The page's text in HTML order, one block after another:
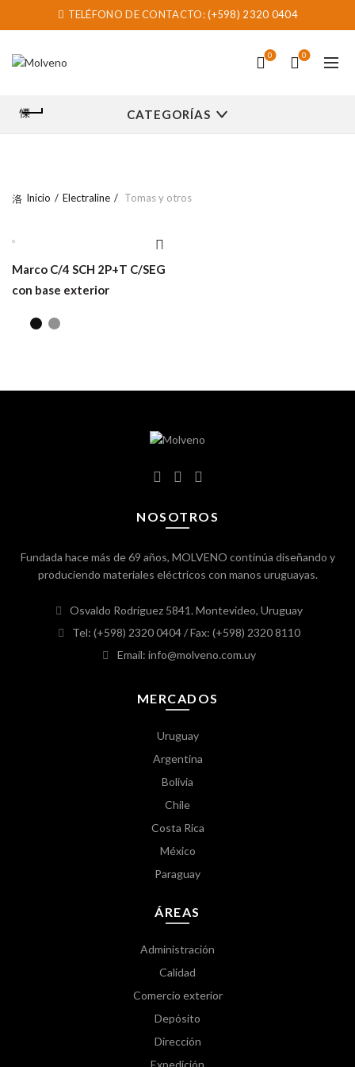
TELÉFONO DE CONTACTO:(+598) 2320 0404
0 0
CATEGORÍAS
Inicio Electraline Tomas y otros
Marco C/4 SCH 2P+T C/SEG
con base exterior
NOSOTROS
Fundada hace más de 69 años, MOLVENO continúa diseñando y
produciendo materiales eléctricos con manos uruguayas.
Osvaldo Rodríguez 5841. Montevideo, Uruguay
Tel: (+598) 2320 0404/ Fax: (+598) 2320 8110
Email: info@molveno.com.uy
MERCADOS
Uruguay
Argentina
Bolivia
Chile
Costa Rica
México
Paraguay
ÁREAS
Administración
Calidad
Comercio exterior
Depósito
Dirección